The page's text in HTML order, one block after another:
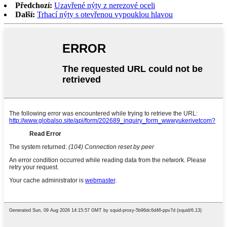
Předchozí: Uzavřené nýty z nerezové oceli
Další: Trhací nýty s otevřenou vypouklou hlavou